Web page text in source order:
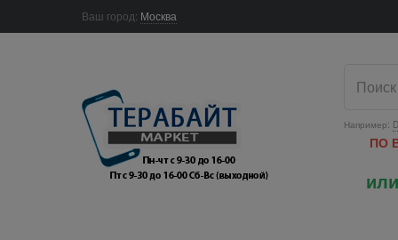
Ваш город: Москва
Например:
ПО